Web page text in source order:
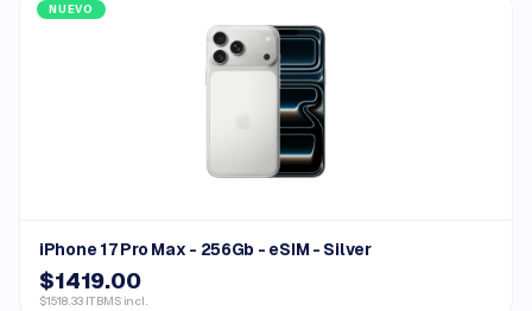
NUEVO
iPhone 17 Pro Max - 256Gb - eSIM - Silver
$1419.00
$1518.33 ITBMS incl.